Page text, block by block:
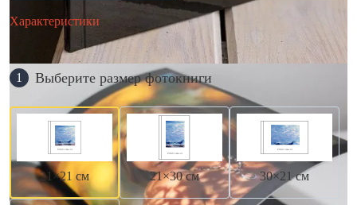
Характеристики
1 Выберите размер фотокниги
21×21 см 21×30 см 30×21 см